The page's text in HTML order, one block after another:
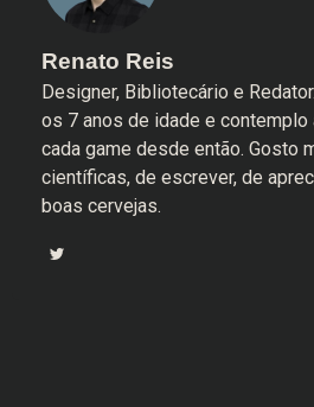
Renato Reis
Designer, Bibliotecário e
os 7 anos de idade e contemplo
cada game desde então. Gosto
científicas, de escrever, de
boas cervejas.